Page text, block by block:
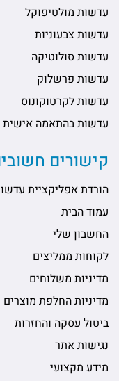
עדשות מולטיפוקל
עדשות צבעוניות
עדשות סולוטיקה
עדשות פרשלוק
עדשות לקרטוקונוס
עדשות בהתאמה אישית
קישורים
הורדת אפליקציית
עמוד הבית
החשבון שלי
לקוחות ממליצים
מדיניות משלוחים
מדיניות החלפת מוצרים
ביטול עסקה והחזרות
נגישות אתר
מידע מקצועי